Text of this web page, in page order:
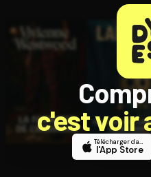
c'est voir
Télécharger dans
l'App Store